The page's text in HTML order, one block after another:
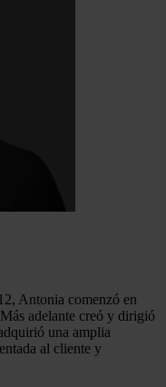
Antonia comenzó en
adelante creó y dirigió
una amplia
al cliente y